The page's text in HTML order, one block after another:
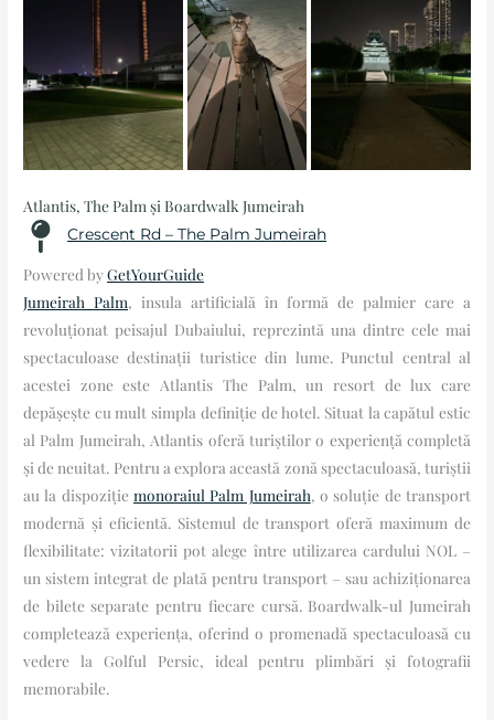
Atlantis, The Palm și Boardwalk Jumeirah
Crescent Rd – The Palm Jumeirah
Powered byGetYourGuide
Jumeirah Palm, insula artificială în formă de palmier care a
revoluționat peisajul Dubaiului, reprezintă una dintre cele mai
spectaculoase destinații turistice din lume. Punctul central al
acestei zone este Atlantis The Palm, un resort de lux care
depășește cu mult simpla definiție de hotel. Situat la capătul estic
al Palm Jumeirah, Atlantis oferă turiștilor o experiență completă
și de neuitat. Pentru a explora această zonă spectaculoasă, turiștii
au la dispozițiemonoraiul Palm Jumeirah, o soluție de transport
modernă și eficientă. Sistemul de transport oferă maximum de
flexibilitate: vizitatorii pot alege între utilizarea cardului NOL –
un sistem integrat de plată pentru transport – sau achiziționarea
de bilete separate pentru fiecare cursă. Boardwalk-ul Jumeirah
completează experiența, oferind o promenadă spectaculoasă cu
vedere la Golful Persic, ideal pentru plimbări și fotografii
memorabile.